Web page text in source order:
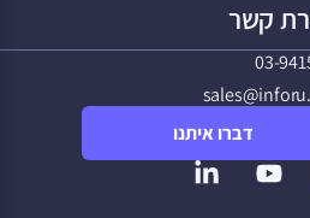
קשר
03-
דברו איתנו